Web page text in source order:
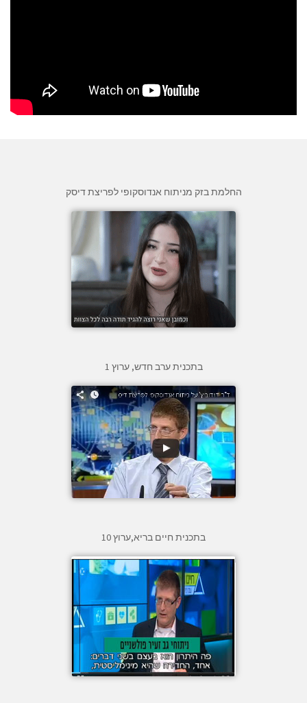
החלמת בזק מניתוח אנדוסקופי לפריצת דיסק
בתכנית ערב חדש, ערוץ 1
בתכנית חיים בריא,ערוץ 10